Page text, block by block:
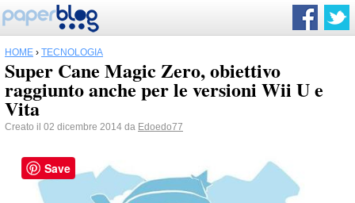
HOME › TECNOLOGIA
Super Cane Magic Zero, obiettivo
raggiunto anche per le versioni Wii U e
Vita
Creato il 02 dicembre 2014 da Edoedo77
Save